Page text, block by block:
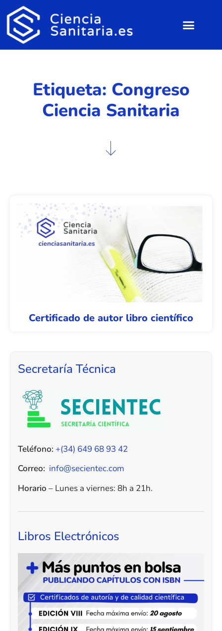
Etiqueta: Congreso
Ciencia Sanitaria
Certificado de autor libro científico
Secretaría Técnica
Teléfono: +(34) 649 68 93 42
Correo: info@secientec.com
Horario – Lunes a viernes: 8h a 21h.
Libros Electrónicos